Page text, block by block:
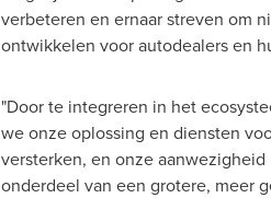
verbeteren en ernaar streven om
ontwikkelen voor autodealers en
"Door te integreren in het
we onze oplossing en diensten
versterken, en onze
onderdeel van een grotere, meer